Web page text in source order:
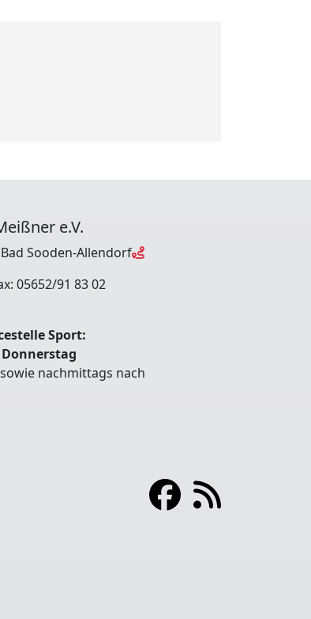
e.V.
Sooden-Allendorf
05652/91 83 02
Sport:
nachmittags nach